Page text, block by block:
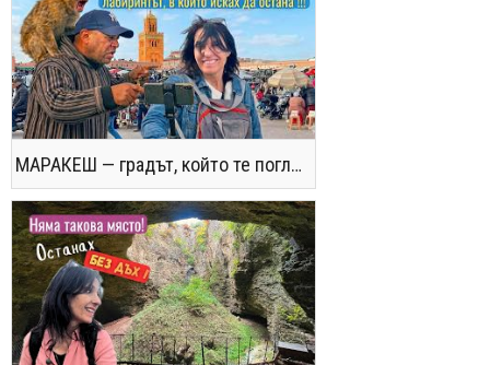
МАРАКЕШ — градът, който те поглъща без предупреждение